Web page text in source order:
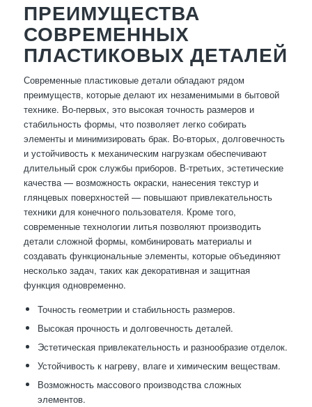
ПРЕИМУЩЕСТВА
СОВРЕМЕННЫХ
ПЛАСТИКОВЫХ ДЕТАЛЕЙ
Современные пластиковые детали обладают рядом
преимуществ, которые делают их незаменимыми в бытовой
технике. Во-первых, это высокая точность размеров и
стабильность формы, что позволяет легко собирать
элементы и минимизировать брак. Во-вторых, долговечность
и устойчивость к механическим нагрузкам обеспечивают
длительный срок службы приборов. В-третьих, эстетические
качества — возможность окраски, нанесения текстур и
глянцевых поверхностей — повышают привлекательность
техники для конечного пользователя. Кроме того,
современные технологии литья позволяют производить
детали сложной формы, комбинировать материалы и
создавать функциональные элементы, которые объединяют
несколько задач, таких как декоративная и защитная
функция одновременно.
Точность геометрии и стабильность размеров.
Высокая прочность и долговечность деталей.
Эстетическая привлекательность и разнообразие отделок.
Устойчивость к нагреву, влаге и химическим веществам.
Возможность массового производства сложных
элементов.